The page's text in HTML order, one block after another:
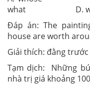
what D.
Đáp án: The
house are worth
Giải thích: đằng
Tạm dịch: Những
nhà trị giá khoảng